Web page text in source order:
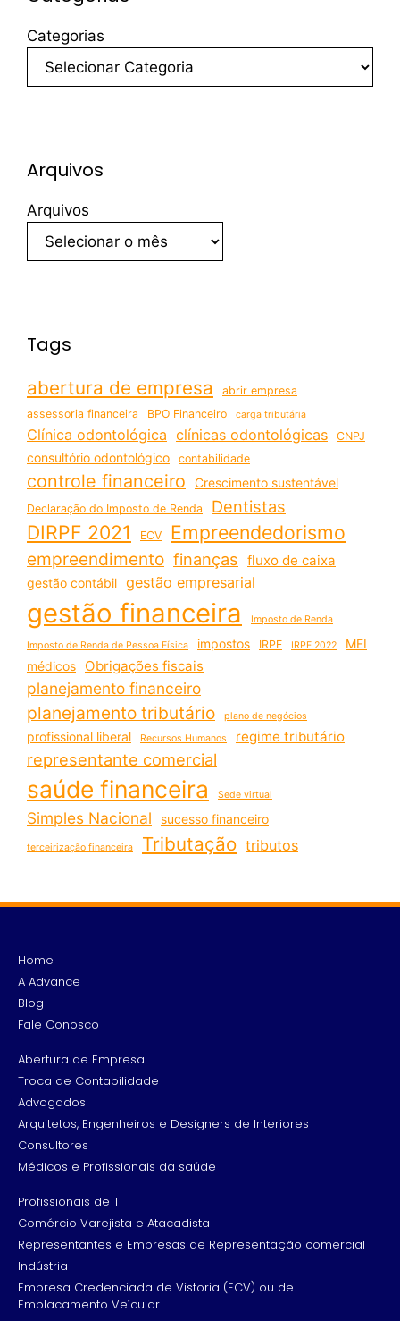
Categorias
Arquivos
Arquivos
Tags
abertura de empresa
abrir empresa
assessoria financeira
BPO Financeiro carga tributária
Clínica odontológica clínicas odontológicas CNPJ
consultório odontológico contabilidade
controle financeiro Crescimento sustentável
Declaração do Imposto de Renda Dentistas
DIRPF 2021 ECV Empreendedorismo
empreendimento finanças fluxo de caixa
gestão contábil gestão empresarial
gestão financeira Imposto de Renda
Imposto de Renda de Pessoa Física impostos IRPF IRPF 2022
MEI
médicos
Obrigações fiscais
planejamento financeiro
planejamento tributário plano de negócios
profissional liberal Recursos Humanos regime tributário
representante comercial
saúde financeira Sede virtual
Simples Nacional sucesso financeiro
terceirização financeira Tributação tributos
Home
A Advance
Blog
Fale Conosco
Abertura de Empresa
Troca de Contabilidade
Advogados
Arquitetos, Engenheiros e Designers de Interiores
Consultores
Médicos e Profissionais da saúde
Profissionais de TI
Comércio Varejista e Atacadista
Representantes e Empresas de Representação comercial
Indústria
Empresa Credenciada de Vistoria (ECV) ou de
Emplacamento Veícular